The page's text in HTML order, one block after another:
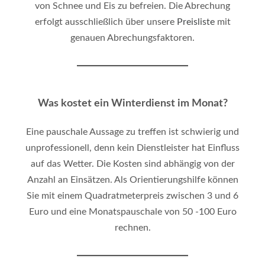
von Schnee und Eis zu befreien. Die Abrechung
erfolgt ausschließlich über unsere Preisliste mit
genauen Abrechungsfaktoren.
Was kostet ein Winterdienst im Monat?
Eine pauschale Aussage zu treffen ist schwierig und
unprofessionell, denn kein Dienstleister hat Einfluss
auf das Wetter. Die Kosten sind abhängig von der
Anzahl an Einsätzen. Als Orientierungshilfe können
Sie mit einem Quadratmeterpreis zwischen 3 und 6
Euro und eine Monatspauschale von 50 -100 Euro
rechnen.